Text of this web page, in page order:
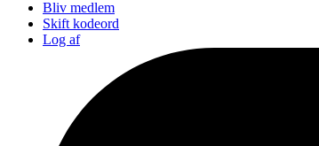
Bliv medlem
Skift kodeord
Log af